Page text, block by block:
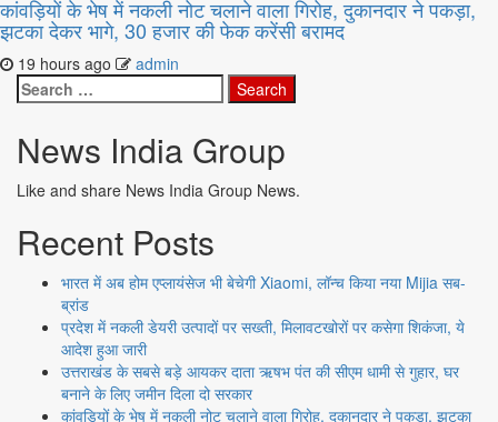
कांवड़ियों के भेष में नकली नोट चलाने वाला गिरोह, दुकानदार ने पकड़ा,
झटका देकर भागे, 30 हजार की फेक करेंसी बरामद
19 hours ago
admin
Search
for:
News India Group
Like and share News India Group News.
Recent Posts
भारत में अब होम एप्लायंसेज भी बेचेगी Xiaomi, लॉन्च किया नया Mijia सब-
ब्रांड
प्रदेश में नकली डेयरी उत्पादों पर सख्ती, मिलावटखोरों पर कसेगा शिकंजा, ये
आदेश हुआ जारी
उत्तराखंड के सबसे बड़े आयकर दाता ऋषभ पंत की सीएम धामी से गुहार, घर
बनाने के लिए जमीन दिला दो सरकार
कांवड़ियों के भेष में नकली नोट चलाने वाला गिरोह, दुकानदार ने पकड़ा, झटका